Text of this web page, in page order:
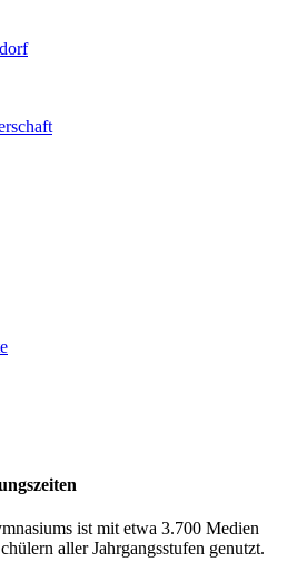
ist mit etwa 3.700 Medien
aller Jahrgangsstufen genutzt.